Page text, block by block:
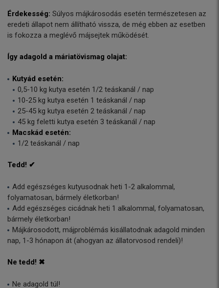
Érdekesség: Súlyos májkárosodás esetén természetesen az
eredeti állapot nem állítható vissza, de még ebben az esetben
is fokozza a meglévő májsejtek működését.
Így adagold a máriatövismag olajat:
Kutyád esetén:
0,5-10 kg kutya esetén 1/2 teáskanál / nap
10-25 kg kutya esetén 1 teáskanál / nap
25-45 kg kutya esetén 2 teáskanál / nap
45 kg feletti kutya esetén 3 teáskanál / nap
Macskád esetén:
1/2 teáskanál / nap
Tedd! ✔
Add egészséges kutyusodnak heti 1-2 alkalommal,
folyamatosan, bármely életkorban!
Add egészséges cicádnak heti 1 alkalommal, folyamatosan,
bármely életkorban!
Májkárosodott, májproblémás kisállatodnak adagold minden
nap, 1-3 hónapon át (ahogyan az állatorvosod rendeli)!
Ne tedd! ✖
Ne adagold túl!